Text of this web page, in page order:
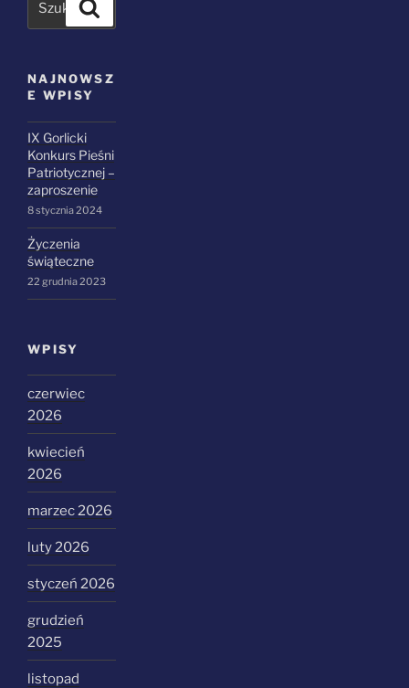
NAJNOWSZ
E WPISY
IX Gorlicki
Konkurs Pieśni
Patriotycznej –
zaproszenie
8 stycznia 2024
Życzenia
świąteczne
22 grudnia 2023
WPISY
czerwiec
2026
kwiecień
2026
marzec 2026
luty 2026
styczeń 2026
grudzień
2025
listopad